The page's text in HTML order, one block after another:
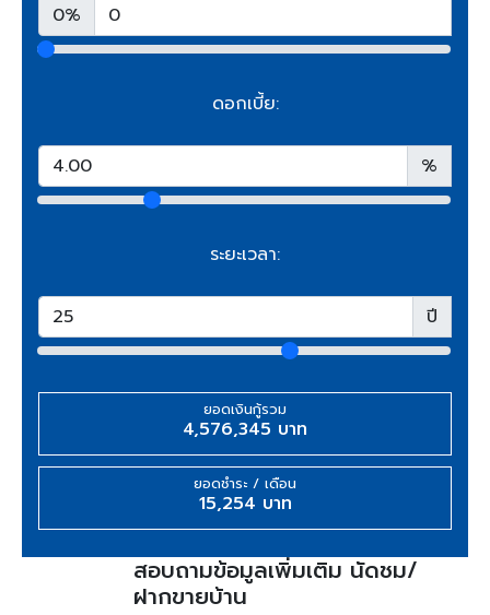
0%
ดอกเบี้ย:
%
ระยะเวลา:
ปี
ยอดเงินกู้รวม
4,576,345 บาท
ยอดชำระ / เดือน
15,254 บาท
สอบถามข้อมูลเพิ่มเติม นัดชม/
ฝากขายบ้าน